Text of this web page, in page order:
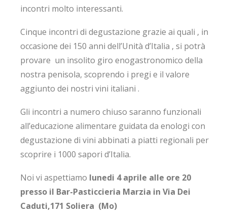
incontri molto interessanti.
Cinque incontri di degustazione grazie ai quali , in
occasione dei 150 anni dell’Unità d’Italia , si potrà
provare un insolito giro enogastronomico della
nostra penisola, scoprendo i pregi e il valore
aggiunto dei nostri vini italiani .
Gli incontri a numero chiuso saranno funzionali
all’educazione alimentare guidata da enologi con
degustazione di vini abbinati a piatti regionali per
scoprire i 1000 sapori d’Italia.
Noi vi aspettiamo lunedi 4 aprile alle ore 20
presso il Bar-Pasticcieria Marzia in Via Dei
Caduti,171 Soliera (Mo)